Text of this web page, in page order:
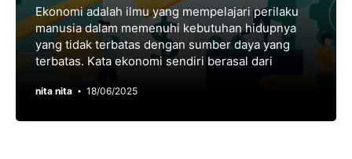
Ekonomi adalah ilmu yang mempelajari perilaku
manusia dalam memenuhi kebutuhan hidupnya
yang tidak terbatas dengan sumber daya yang
terbatas. Kata ekonomi sendiri berasal dari
nita nita 18/06/2025